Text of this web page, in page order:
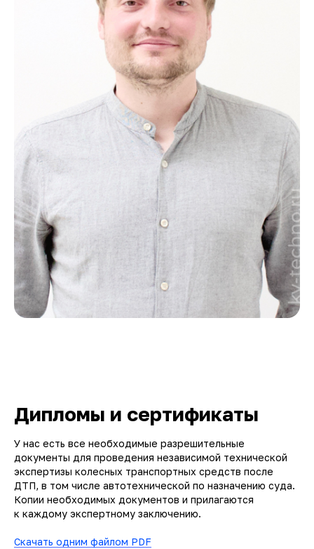
Дипломы и сертификаты
У нас есть все необходимые разрешительные
документы для проведения независимой технической
экспертизы колесных транспортных средств после
ДТП, в том числе автотехнической по назначению суда.
Копии необходимых документов и прилагаются
к каждому экспертному заключению.
Скачать одним файлом PDF